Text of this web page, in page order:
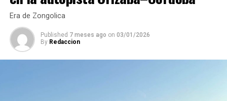
Era de Zongolica
Published 7 meses ago on 03/01/2026
By Redaccion